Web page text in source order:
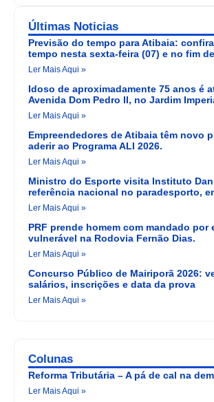
Últimas Noticias
Previsão do tempo para Atibaia:
tempo nesta sexta-feira (07) e no fim
Ler Mais Aqui »
Idoso de aproximadamente 75 anos é
Avenida Dom Pedro II, no Jardim
Ler Mais Aqui »
Empreendedores de Atibaia têm novo
aderir ao Programa ALI 2026.
Ler Mais Aqui »
Ministro do Esporte visita Instituto
referência nacional no paradesporto,
Ler Mais Aqui »
PRF prende homem com mandado por
vulnerável na Rodovia Fernão Dias.
Ler Mais Aqui »
Concurso Público de Mairiporã 2026:
salários, inscrições e data da prova
Ler Mais Aqui »
Colunas
Reforma Tributária – A pá de cal na
Ler Mais Aqui »